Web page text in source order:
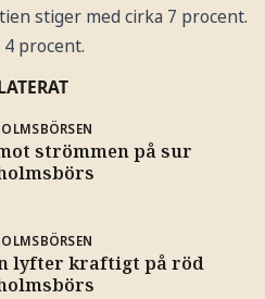
stiger med cirka 7 procent.
procent.
strömmen på sur
lyfter kraftigt på röd